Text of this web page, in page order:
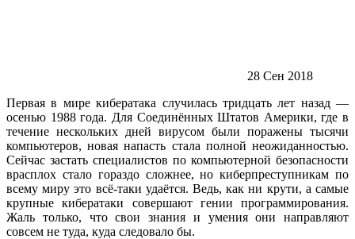
28 Сен 2018
Первая в мире кибератака случилась тридцать лет назад —
осенью 1988 года. Для Соединённых Штатов Америки, где в
течение нескольких дней вирусом были поражены тысячи
компьютеров, новая напасть стала полной неожиданностью.
Сейчас застать специалистов по компьютерной безопасности
врасплох стало гораздо сложнее, но киберпреступникам по
всему миру это всё-таки удаётся. Ведь, как ни крути, а самые
крупные кибератаки совершают гении программирования.
Жаль только, что свои знания и умения они направляют
совсем не туда, куда следовало бы.